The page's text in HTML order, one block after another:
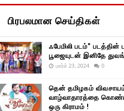
பிரபலமான செய்திகள்
ஃபேமிலி படம்” படத்தின்
பூஜையுடன் இனிதே
மார்ச் 23, 2024 0
தென் தமிழகம்
வாழ்வாதாரத்தை
ஒரு கிராமம் !